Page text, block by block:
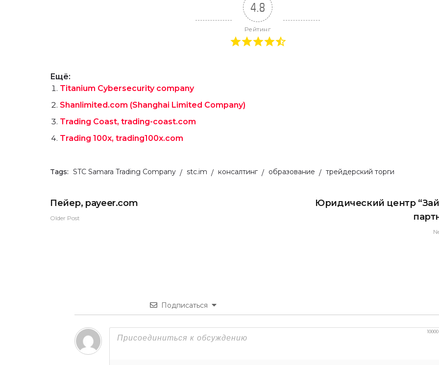
4.8
Рейтинг
Ещё:
Titanium Cybersecurity company
Shanlimited.com (Shanghai Limited Company)
Trading Coast, trading-coast.com
Trading 100x, trading100x.com
Tags: STC Samara Trading Company stc.im консалтинг образование трейдерский торги
Пейер, payeer.com
Older Post
Юридический центр
Подписаться
10000